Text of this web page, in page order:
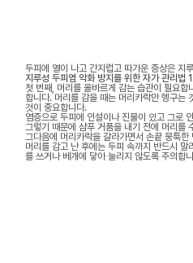
두피에 열이 나고 간지럽고 따가운 증상은 지
지루성 두피염 악화 방지를 위한 자가 관리법
첫 번째, 머리를 올바르게 감는 습관이 필요
합니다. 머리를 감을 때는 머리카락만 헹구는
것이 중요합니다.
염증으로 두피에 인설이나 진물이 있고 그로
그렇기 때문에 샴푸 거품을 내기 전에 머리를
그다음에 머리카락을 갈라가면서 손끝 뭉툭
머리를 감고 난 후에는 두피 속까지 반드시
를 쓰거나 베개에 닿아 눌리지 않도록 주의합